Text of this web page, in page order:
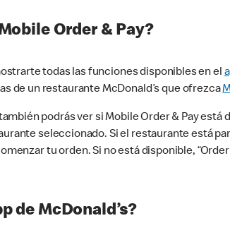
Order & Pay?
todas las funciones disponibles en el
de un restaurante McDonald’s que ofrezca
podrás ver si Mobile Order & Pay
seleccionado. Si el restaurante está
tu orden. Si no está disponible,
de McDonald’s?